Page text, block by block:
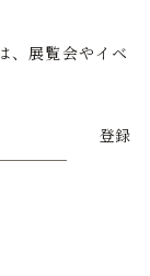
、展覧会やイベ
登録